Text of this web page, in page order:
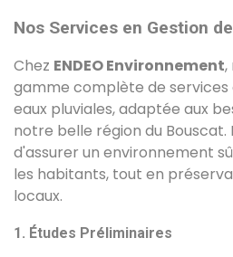
Nos Services en Gestion
Chez ENDEO Environnement,
gamme complète de services
eaux pluviales, adaptée aux
notre belle région du
d'assurer un environnement
les habitants, tout en
locaux.
1. Études Préliminaires